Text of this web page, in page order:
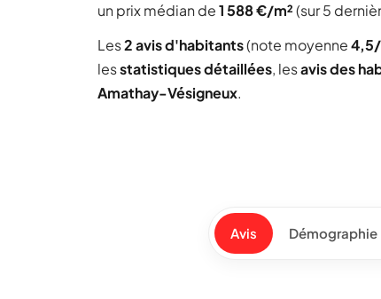
un prix médian de1 588 €/m²(sur 5
Les2 avis d'habitants(note moyenne
lesstatistiques détaillées, lesavis des
Amathay-Vésigneux.
Avis Démographie